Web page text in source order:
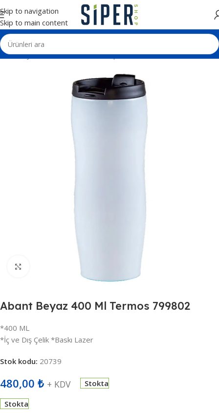
Skip to navigation
Skip to main content
Ana Sayfa Termos - Matara - Kupa Termoslar ve Mataralar
Abant Beyaz 400 Ml Termos 799802
*400 ML
*İç ve Dış Çelik *Baskı Lazer
Stok kodu: 20739
480,00 ₺ + KDV Stokta
Stokta